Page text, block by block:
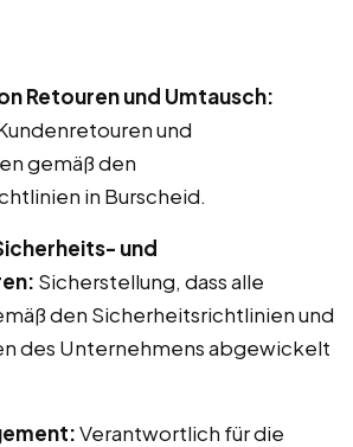
Retouren und Umtausch:
und
gemäß den
in Burscheid.
und
Sicherstellung, dass alle
den Sicherheitsrichtlinien und
des Unternehmens abgewickelt
Verantwortlich für die